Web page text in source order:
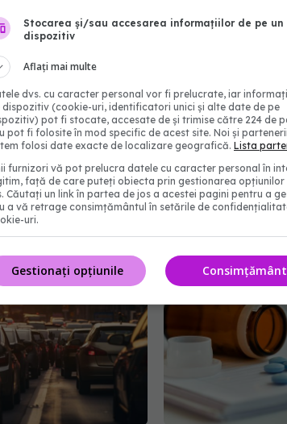
modifică
în grad de
Șeful CNAS,
radiologilor: În
se măsoară în
04 aug 2026, 10:10
Stocarea și/sau accesarea informațiilor de pe un
dispozitiv
Aflați mai multe
dvs. cu caracter personal vor fi prelucrate, iar
dispozitiv (cookie-uri, identificatori unici și alte date de pe
pot fi stocate, accesate de și trimise către 224 de
pot fi folosite în mod specific de acest site. Noi și
folosi date exacte de localizare geografică. Lista
furnizori vă pot prelucra datele cu caracter personal în
față de care puteți obiecta prin gestionarea opțiunilor
Căutați un link în partea de jos a acestei pagini pentru a
a vă retrage consimțământul în setările de
uri.
Consimțământ
Gestionați opțiunile